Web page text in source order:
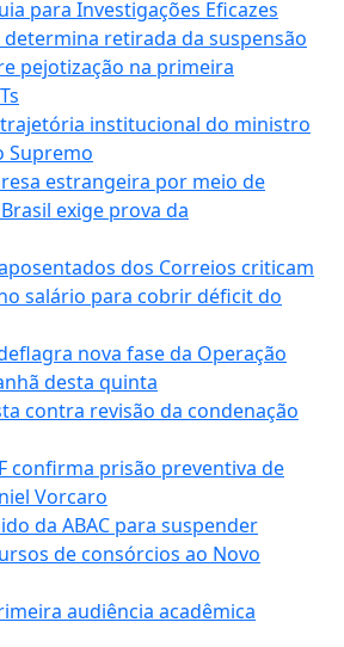
para Investigações Eficazes
retirada da suspensão
pejotização na primeira
institucional do ministro
Supremo
estrangeira por meio de
exige prova da
dos Correios criticam
salário para cobrir déficit do
nova fase da Operação
desta quinta
contra revisão da condenação
confirma prisão preventiva de
Vorcaro
da ABAC para suspender
de consórcios ao Novo
audiência acadêmica